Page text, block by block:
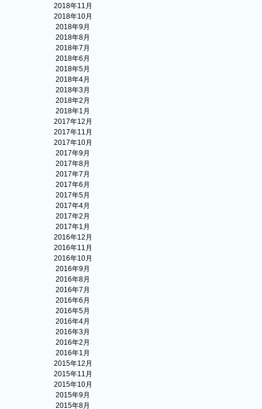
2018年11月
2018年10月
2018年9月
2018年8月
2018年7月
2018年6月
2018年5月
2018年4月
2018年3月
2018年2月
2018年1月
2017年12月
2017年11月
2017年10月
2017年9月
2017年8月
2017年7月
2017年6月
2017年5月
2017年4月
2017年2月
2017年1月
2016年12月
2016年11月
2016年10月
2016年9月
2016年8月
2016年7月
2016年6月
2016年5月
2016年4月
2016年3月
2016年2月
2016年1月
2015年12月
2015年11月
2015年10月
2015年9月
2015年8月